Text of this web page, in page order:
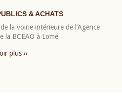
& ACHATS
la voirie intérieure de l’Agence
la BCEAO à Lomé
plus ››